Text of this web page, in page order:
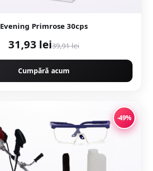
Evening Primrose 30cps
31,93 lei39,91 lei
Cumpără acum
-49%